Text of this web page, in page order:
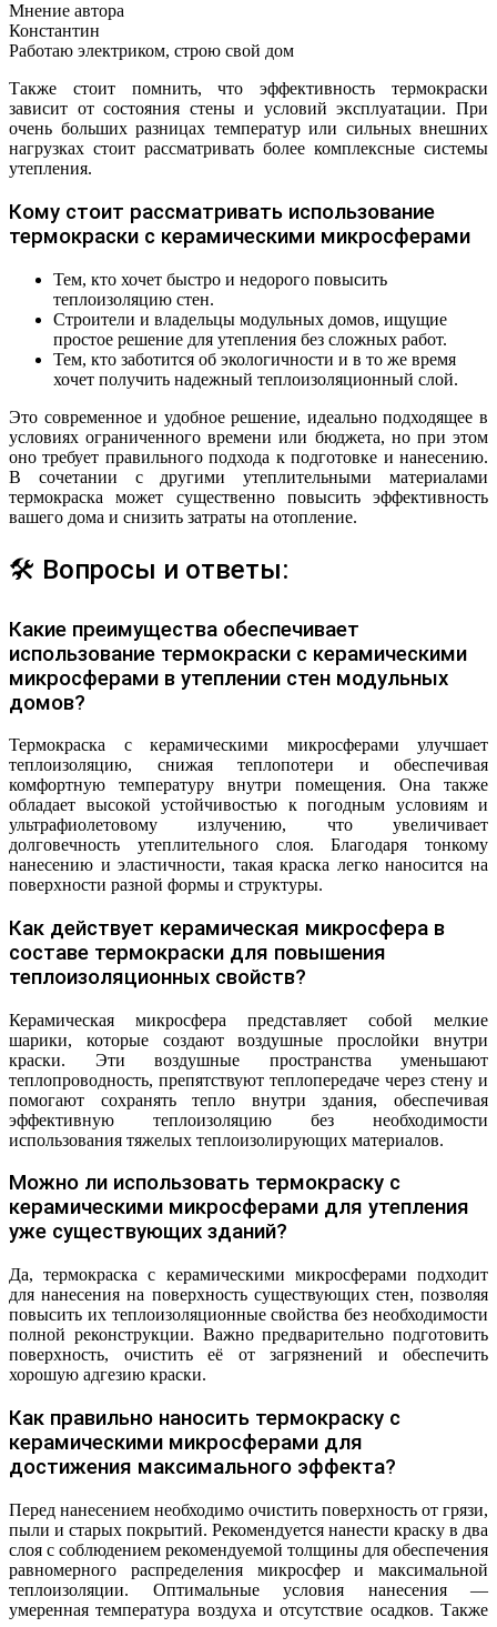
Мнение автора
Константин
Работаю электриком, строю свой дом
Также стоит помнить, что эффективность термокраски
зависит от состояния стены и условий эксплуатации. При
очень больших разницах температур или сильных внешних
нагрузках стоит рассматривать более комплексные системы
утепления.
Кому стоит рассматривать использование
термокраски с керамическими микросферами
Тем, кто хочет быстро и недорого повысить
теплоизоляцию стен.
Строители и владельцы модульных домов, ищущие
простое решение для утепления без сложных работ.
Тем, кто заботится об экологичности и в то же время
хочет получить надежный теплоизоляционный слой.
Это современное и удобное решение, идеально подходящее в
условиях ограниченного времени или бюджета, но при этом
оно требует правильного подхода к подготовке и нанесению.
В сочетании с другими утеплительными материалами
термокраска может существенно повысить эффективность
вашего дома и снизить затраты на отопление.
🛠 Вопросы и ответы:
Какие преимущества обеспечивает
использование термокраски с керамическими
микросферами в утеплении стен модульных
домов?
Термокраска с керамическими микросферами улучшает
теплоизоляцию, снижая теплопотери и обеспечивая
комфортную температуру внутри помещения. Она также
обладает высокой устойчивостью к погодным условиям и
ультрафиолетовому излучению, что увеличивает
долговечность утеплительного слоя. Благодаря тонкому
нанесению и эластичности, такая краска легко наносится на
поверхности разной формы и структуры.
Как действует керамическая микросфера в
составе термокраски для повышения
теплоизоляционных свойств?
Керамическая микросфера представляет собой мелкие
шарики, которые создают воздушные прослойки внутри
краски. Эти воздушные пространства уменьшают
теплопроводность, препятствуют теплопередаче через стену и
помогают сохранять тепло внутри здания, обеспечивая
эффективную теплоизоляцию без необходимости
использования тяжелых теплоизолирующих материалов.
Можно ли использовать термокраску с
керамическими микросферами для утепления
уже существующих зданий?
Да, термокраска с керамическими микросферами подходит
для нанесения на поверхность существующих стен, позволяя
повысить их теплоизоляционные свойства без необходимости
полной реконструкции. Важно предварительно подготовить
поверхность, очистить её от загрязнений и обеспечить
хорошую адгезию краски.
Как правильно наносить термокраску с
керамическими микросферами для
достижения максимального эффекта?
Перед нанесением необходимо очистить поверхность от грязи,
пыли и старых покрытий. Рекомендуется нанести краску в два
слоя с соблюдением рекомендуемой толщины для обеспечения
равномерного распределения микросфер и максимальной
теплоизоляции. Оптимальные условия нанесения —
умеренная температура воздуха и отсутствие осадков. Также